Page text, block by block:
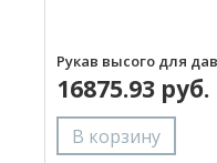
Рукав высого для
16875.93 руб.